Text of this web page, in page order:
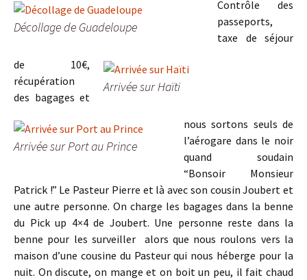
Décollage de Guadeloupe
Arrivée sur Haïti
Arrivée sur Port au Prince
Contrôle des
passeports,
taxe de séjour
de 10€,
récupération
des bagages et
nous sortons seuls de
l’aérogare dans le noir
quand soudain
“Bonsoir Monsieur
Patrick !” Le Pasteur Pierre et là avec son cousin Joubert et
une autre personne. On charge les bagages dans la benne
du Pick up 4×4 de Joubert. Une personne reste dans la
benne pour les surveiller alors que nous roulons vers la
maison d’une cousine du Pasteur qui nous héberge pour la
nuit. On discute, on mange et on boit un peu, il fait chaud